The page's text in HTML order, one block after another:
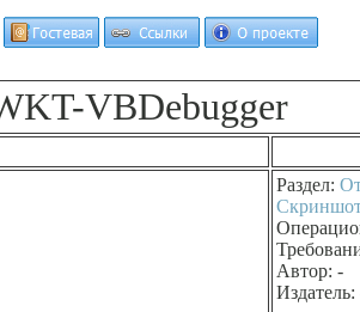
VBDebugger
Раздел:
Автор: -
Издатель: